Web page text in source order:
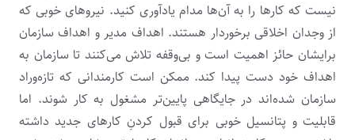
نیست که کارها را به آن‌ها مدام یادآوری کنید. نیروهای خوبی که
از وجدان اخلاقی برخوردار هستند. اهداف مدیر و اهداف سازمان
برایشان حائز اهمیت است و بی‌وقفه تلاش می‌کنند تا سازمان به
اهداف خود دست پیدا کند. ممکن است کارمندانی که تازه‌وراد
سازمان شده‌اند در جایگاهی پایین‌تر مشغول به کار شوند. اما
قابلیت و پتانسیل خوبی برای قبول کردنِ کارهای جدید داشته